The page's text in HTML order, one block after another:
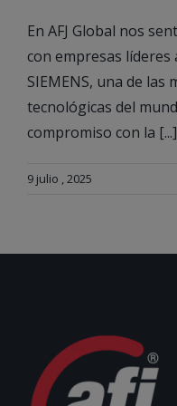
En AFJ Global nos
con empresas
SIEMENS, una de las
tecnológicas del
compromiso con la [...]
9 julio , 2025